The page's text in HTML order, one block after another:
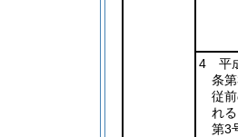
4 平
条
従
れ
第3